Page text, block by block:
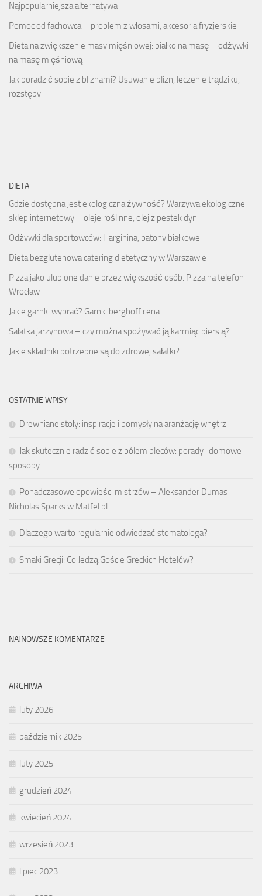
Najpopularniejsza alternatywa
Pomoc od fachowca – problem z włosami, akcesoria fryzjerskie
Dieta na zwiększenie masy mięśniowej: białko na masę – odżywki
na masę mięśniową
Jak poradzić sobie z bliznami? Usuwanie blizn, leczenie trądziku,
rozstępy
DIETA
Gdzie dostępna jest ekologiczna żywność? Warzywa ekologiczne
sklep internetowy – oleje roślinne, olej z pestek dyni
Odżywki dla sportowców: l-arginina, batony białkowe
Dieta bezglutenowa catering dietetyczny w Warszawie
Pizza jako ulubione danie przez większość osób. Pizza na telefon
Wrocław
Jakie garnki wybrać? Garnki berghoff cena
Sałatka jarzynowa – czy można spożywać ją karmiąc piersią?
Jakie składniki potrzebne są do zdrowej sałatki?
OSTATNIE WPISY
Drewniane stoły: inspiracje i pomysły na aranżację wnętrz
Jak skutecznie radzić sobie z bólem pleców: porady i domowe
sposoby
Ponadczasowe opowieści mistrzów – Aleksander Dumas i
Nicholas Sparks w Matfel.pl
Dlaczego warto regularnie odwiedzać stomatologa?
Smaki Grecji: Co Jedzą Goście Greckich Hotelów?
NAJNOWSZE KOMENTARZE
ARCHIWA
luty 2026
październik 2025
luty 2025
grudzień 2024
kwiecień 2024
wrzesień 2023
lipiec 2023